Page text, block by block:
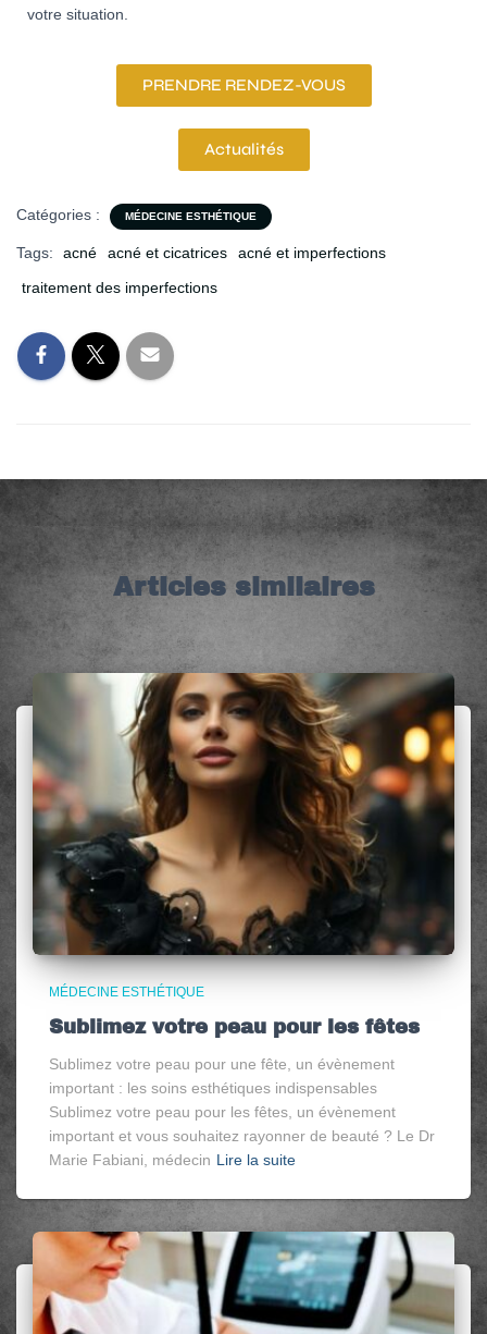
votre situation.
PRENDRE RENDEZ-VOUS
Actualités
Catégories : MÉDECINE ESTHÉTIQUE
Tags: acné acné et cicatrices
acné et imperfections
traitement des imperfections
Articles similaires
MÉDECINE ESTHÉTIQUE
Sublimez votre peau pour les fêtes
Sublimez votre peau pour une fête, un évènement
important : les soins esthétiques indispensables
Sublimez votre peau pour les fêtes, un évènement
important et vous souhaitez rayonner de beauté ? Le Dr
Marie Fabiani, médecin Lire la suite